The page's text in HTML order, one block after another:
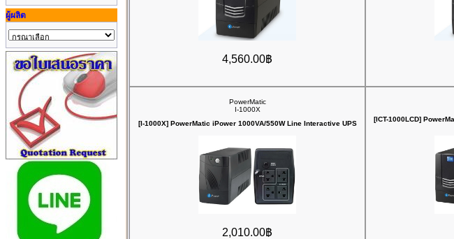
ผู้ผลิต
4,560.00฿
PowerMatic
I-1000X
[I-1000X] PowerMatic iPower 1000VA/550W Line Interactive UPS
2,010.00฿
[ICT-1000LCD]